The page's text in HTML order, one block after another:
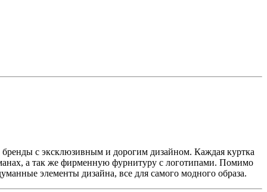
с эксклюзивным и дорогим дизайном. Каждая куртка
а так же фирменную фурнитуру с логотипами. Помимо
элементы дизайна, все для самого модного образа.